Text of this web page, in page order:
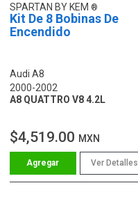
SPARTAN BY KEM
Kit De 8 Bobinas De
Encendido
Audi A8
2000-2002
A8 QUATTRO V8 4.2L
$4,519.00 MXN
Ver Detalles